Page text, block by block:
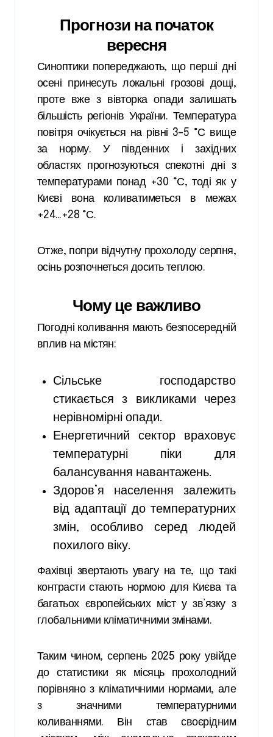
Прогнози на початок
вересня
Синоптики попереджають, що перші дні
осені принесуть локальні грозові дощі,
проте вже з вівторка опади залишать
більшість регіонів України. Температура
повітря очікується на рівні 3–5 °С вище
за норму. У південних і західних
областях прогнозуються спекотні дні з
температурами понад +30 °С, тоді як у
Києві вона коливатиметься в межах
+24…+28 °С.
Отже, попри відчутну прохолоду серпня,
осінь розпочнеться досить теплою.
Чому це важливо
Погодні коливання мають безпосередній
вплив на містян:
Сільське господарство
стикається з викликами через
нерівномірні опади.
Енергетичний сектор враховує
температурні піки для
балансування навантажень.
Здоров’я населення залежить
від адаптації до температурних
змін, особливо серед людей
похилого віку.
Фахівці звертають увагу на те, що такі
контрасти стають нормою для Києва та
багатьох європейських міст у зв’язку з
глобальними кліматичними змінами.
Таким чином, серпень 2025 року увійде
до статистики як місяць прохолодний
порівняно з кліматичними нормами, але
з значними температурними
коливаннями. Він став своєрідним